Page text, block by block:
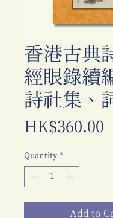
香港古典
經眼錄續
詩社集、
HK$360.00
Quantity *
Add to